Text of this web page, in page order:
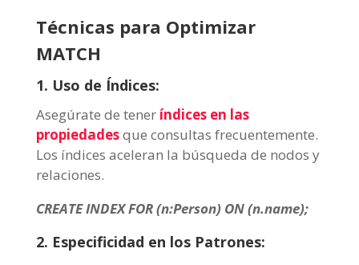
Técnicas para Optimizar
MATCH
1. Uso de Índices:
Asegúrate de teneríndices en las
propiedadesque consultas frecuentemente.
Los índices aceleran la búsqueda de nodos y
relaciones.
CREATE INDEX FOR (n:Person) ON (n.name);
2. Especificidad en los Patrones: